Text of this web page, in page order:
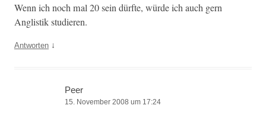
Wenn ich noch mal 20 sein dürfte, würde ich auch gern
Anglis­tik studieren.
Antworten ↓
Peer
15. November 2008 um 17:24